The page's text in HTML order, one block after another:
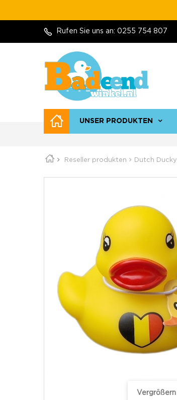
Rufen Sie uns an: 0255 754 807
UNSER PRODUKTEN
Reseller produkten Dutch Ducky
Vergrößern